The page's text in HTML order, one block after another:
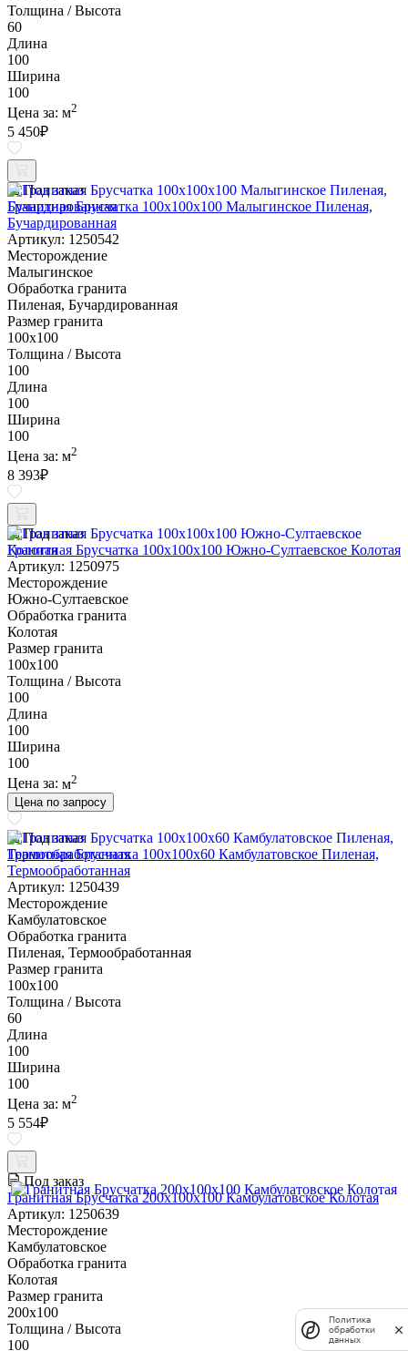
Толщина / Высота
60
Длина
100
Ширина
100
Цена за: м2
5 450₽
Под заказ
Гранитная Брусчатка 100х100x100 Малыгинское Пиленая,
Бучардированная
Артикул: 1250542
Месторождение
Малыгинское
Обработка гранита
Пиленая, Бучардированная
Размер гранита
100х100
Толщина / Высота
100
Длина
100
Ширина
100
Цена за: м2
8 393₽
Под заказ
Гранитная Брусчатка 100х100x100 Южно-Султаевское Колотая
Артикул: 1250975
Месторождение
Южно-Султаевское
Обработка гранита
Колотая
Размер гранита
100х100
Толщина / Высота
100
Длина
100
Ширина
100
Цена за: м2
Цена по запросу
Под заказ
Гранитная Брусчатка 100х100x60 Камбулатовское Пиленая,
Термообработанная
Артикул: 1250439
Месторождение
Камбулатовское
Обработка гранита
Пиленая, Термообработанная
Размер гранита
100х100
Толщина / Высота
60
Длина
100
Ширина
100
Цена за: м2
5 554₽
Под заказ
Гранитная Брусчатка 200х100x100 Камбулатовское Колотая
Артикул: 1250639
Месторождение
Камбулатовское
Обработка гранита
Колотая
Размер гранита
200х100
Толщина / Высота
100
Политика
обработки
данных